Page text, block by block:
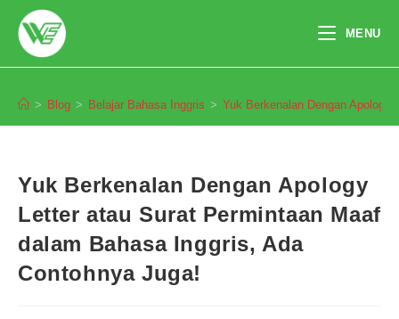
content
MENU
> Blog > Belajar Bahasa Inggris > Yuk Berkenalan Dengan Apology
Yuk Berkenalan Dengan Apology
Letter atau Surat Permintaan Maaf
dalam Bahasa Inggris, Ada
Contohnya Juga!